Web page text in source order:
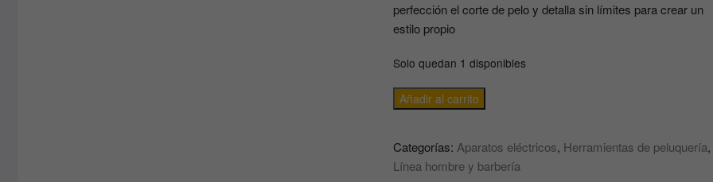
perfección el corte de pelo y detalla sin límites para crear un
estilo propio
Solo quedan 1 disponibles
Maquina
de
y
afeitar
Añadir al carrito
Categorías: Aparatos eléctricos, Herramientas de peluquería,
Línea hombre y barbería